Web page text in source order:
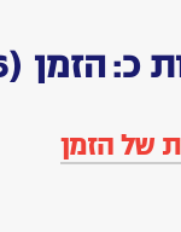
כ: הזמן (16)
של הזמן